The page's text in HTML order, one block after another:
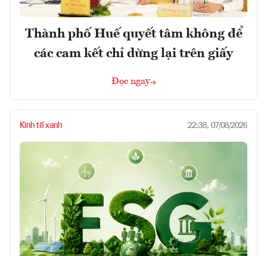
Thành phố Huế quyết tâm không để
các cam kết chỉ dừng lại trên giấy
Đọc ngay
Kinh tế xanh 22:38, 07/08/2026